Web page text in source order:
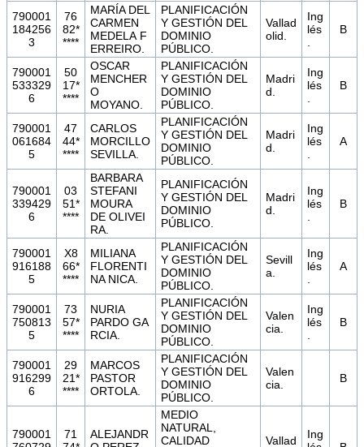
790001
184256
3
76
82*
****
MARÍA DEL
CARMEN
MEDELA F
ERREIRO.
PLANIFICACIÓN
Y GESTIÓN DEL
DOMINIO
PÚBLICO.
Vallad
olid.
Ing
lés
B
790001
533329
6
50
17*
****
OSCAR
MENCHER
O
MOYANO.
PLANIFICACIÓN
Y GESTIÓN DEL
DOMINIO
PÚBLICO.
Madri
d.
Ing
lés
B
790001
061684
5
47
44*
****
CARLOS
MORCILLO
SEVILLA.
PLANIFICACIÓN
Y GESTIÓN DEL
DOMINIO
PÚBLICO.
Madri
d.
Ing
lés
A
790001
339429
6
03
51*
****
BARBARA
STEFANI
MOURA
DE OLIVEI
RA.
PLANIFICACIÓN
Y GESTIÓN DEL
DOMINIO
PÚBLICO.
Madri
d.
Ing
lés
B
790001
916188
5
X8
66*
****
MILIANA
FLORENTI
NA NICA.
PLANIFICACIÓN
Y GESTIÓN DEL
DOMINIO
PÚBLICO.
Sevill
a.
Ing
lés
A
790001
750813
5
73
57*
****
NURIA
PARDO GA
RCIA.
PLANIFICACIÓN
Y GESTIÓN DEL
DOMINIO
PÚBLICO.
Valen
cia.
Ing
lés
B
790001
916299
6
29
21*
****
MARCOS
PASTOR
ORTOLA.
PLANIFICACIÓN
Y GESTIÓN DEL
DOMINIO
PÚBLICO.
Valen
cia.
B
790001
71
ALEJANDR
MEDIO
NATURAL,
CALIDAD
Vallad
Ing